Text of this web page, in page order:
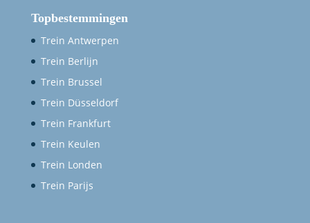
Topbestemmingen
Trein Antwerpen
Trein Berlijn
Trein Brussel
Trein Düsseldorf
Trein Frankfurt
Trein Keulen
Trein Londen
Trein Parijs